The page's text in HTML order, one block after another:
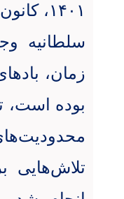
۱۴۰۱،
سلطانیه
زمان،
بوده است،
تلاش‌هایی